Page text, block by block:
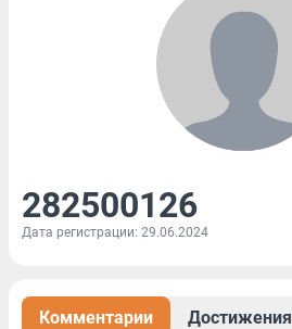
282500126
Дата регистрации: 29.06.2024
Комментарии Достижения